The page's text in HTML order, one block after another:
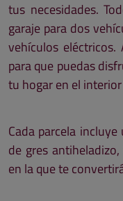
tus necesidades.
garaje para dos
vehículos
para que puedas
tu hogar en el
Cada parcela
de gres
en la que te